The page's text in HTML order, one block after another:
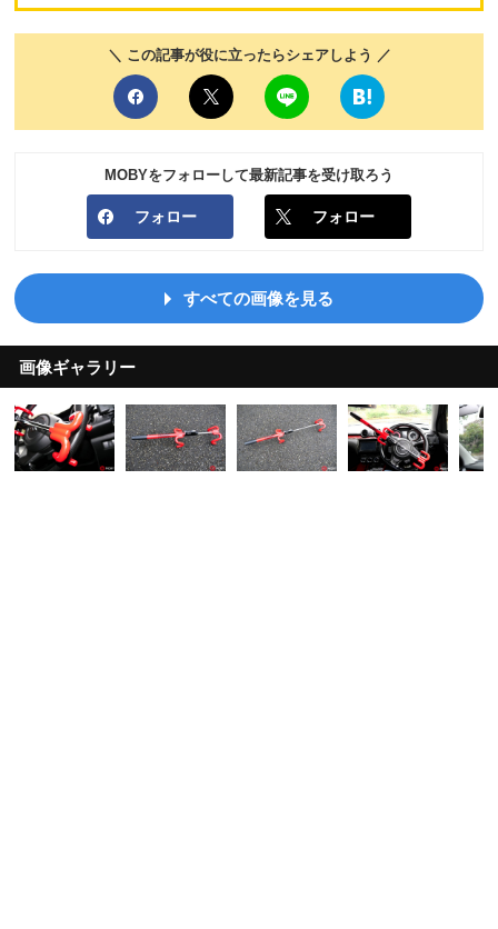
＼ この記事が役に立ったらシェアしよう ／
MOBYをフォローして最新記事を受け取ろう
フォロー フォロー
すべての画像を見る
画像ギャラリー